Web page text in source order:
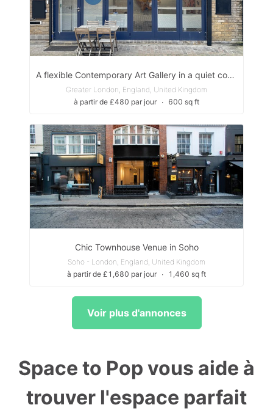
A flexible Contemporary Art Gallery in a quiet cobbled Notting Hill Mews
Greater London, England, United Kingdom
à partir de £480 par jour ∙ 600 sq ft
Chic Townhouse Venue in Soho
Soho - London, England, United Kingdom
à partir de £1,680 par jour ∙ 1,460 sq ft
Voir plus d'annonces
Space to Pop vous aide à
trouver l'espace parfait